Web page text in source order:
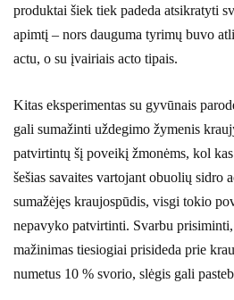
produktai šiek tiek padeda atsikratyti
apimtį – nors dauguma tyrimų buvo
actu, o su įvairiais acto tipais.
Kitas eksperimentas su gyvūnais
gali sumažinti uždegimo žymenis
patvirtintų šį poveikį žmonėms, kol
šešias savaites vartojant obuolių sidro
sumažėjęs kraujospūdis, visgi tokio
nepavyko patvirtinti. Svarbu
mažinimas tiesiogiai prisideda prie
numetus 10 % svorio, slėgis gali